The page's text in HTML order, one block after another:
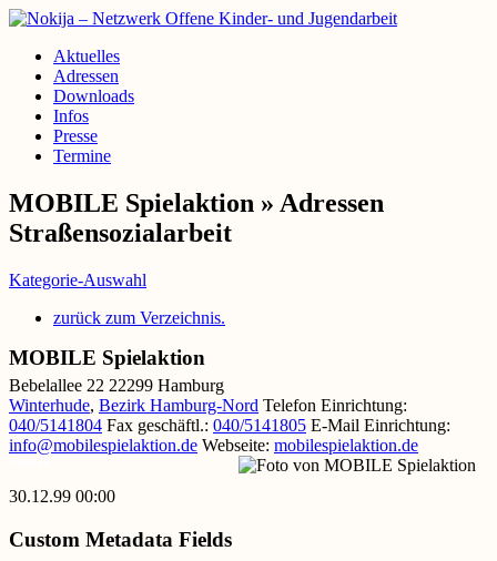
Aktuelles
Adressen
Downloads
Infos
Presse
Termine
MOBILE Spielaktion » Adressen
Straßensozialarbeit
Kategorie-Auswahl
zurück zum Verzeichnis.
MOBILE Spielaktion
Bebelallee 22 22299 Hamburg
Winterhude, Bezirk Hamburg-Nord Telefon Einrichtung:
040/5141804 Fax geschäftl.: 040/5141805 E-Mail Einrichtung:
info@mobilespielaktion.de Webseite: mobilespielaktion.de
30.12.99 00:00
Custom Metadata Fields